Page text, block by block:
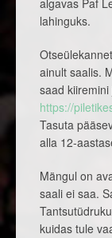
algavas Paf
lahinguks.
ainult saalis.
saad
https://
Tasuta
alla 12-
Mängul on
saali ei saa.
kuidas tule